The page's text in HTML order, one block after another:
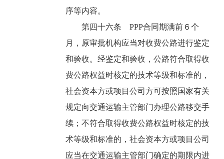
序等内容。
第四十六条 PPP合同期满前６个
月，原审批机构应当对收费公路进行鉴定
和验收。经鉴定和验收，公路符合取得收
费公路权益时核定的技术等级和标准的，
社会资本方或项目公司方可按照国家有关
规定向交通运输主管部门办理公路移交手
续；不符合取得收费公路权益时核定的技
术等级和标准的，社会资本方或项目公司
应当在交通运输主管部门确定的期限内进